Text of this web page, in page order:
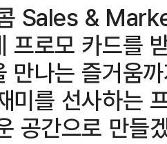
Sales &
프로모 카드를
만나는 즐거움
미를 선사하는
공간으로 만들